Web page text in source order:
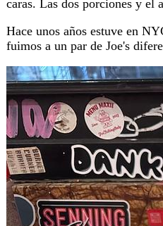
caras. Las dos porciones y el
Hace unos años estuve en
fuimos a un par de Joe's